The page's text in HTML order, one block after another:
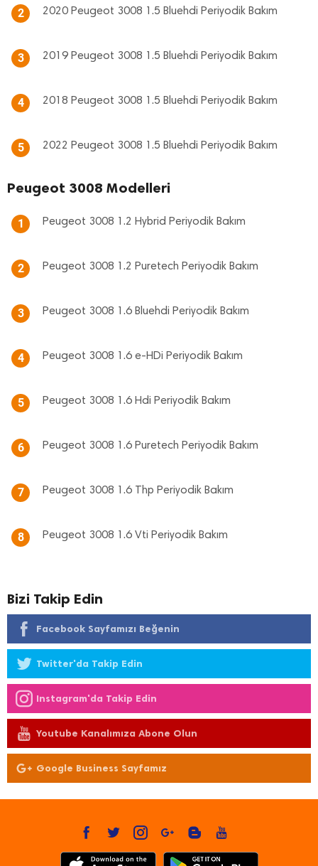
2 2020 Peugeot 3008 1.5 Bluehdi Periyodik Bakım
3 2019 Peugeot 3008 1.5 Bluehdi Periyodik Bakım
4 2018 Peugeot 3008 1.5 Bluehdi Periyodik Bakım
5 2022 Peugeot 3008 1.5 Bluehdi Periyodik Bakım
Peugeot 3008 Modelleri
1 Peugeot 3008 1.2 Hybrid Periyodik Bakım
2 Peugeot 3008 1.2 Puretech Periyodik Bakım
3 Peugeot 3008 1.6 Bluehdi Periyodik Bakım
4 Peugeot 3008 1.6 e-HDi Periyodik Bakım
5 Peugeot 3008 1.6 Hdi Periyodik Bakım
6 Peugeot 3008 1.6 Puretech Periyodik Bakım
7 Peugeot 3008 1.6 Thp Periyodik Bakım
8 Peugeot 3008 1.6 Vti Periyodik Bakım
Bizi Takip Edin
Facebook Sayfamızı Beğenin
Twitter'da Takip Edin
Instagram'da Takip Edin
Youtube Kanalımıza Abone Olun
Google Business Sayfamız